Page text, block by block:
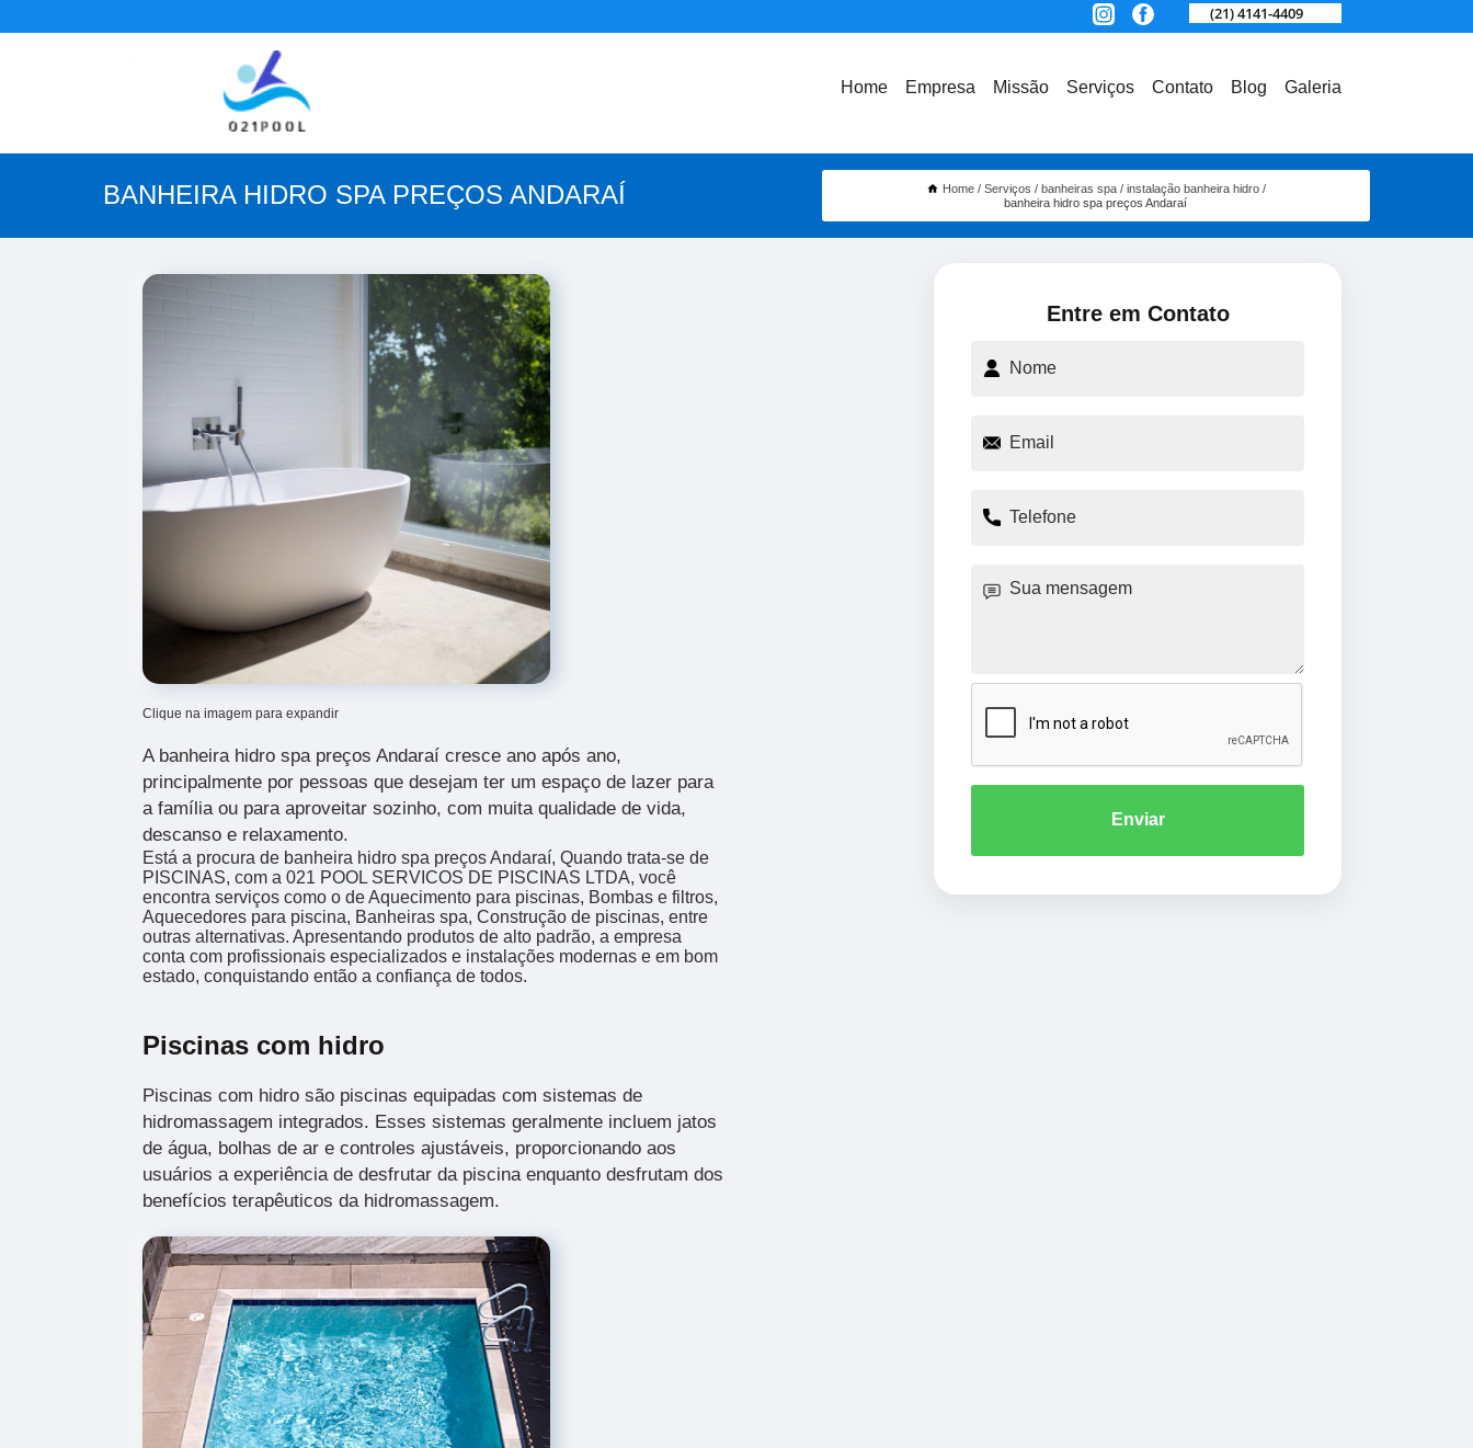
(21) 4141-4409
Home Empresa Missão Serviços Contato Blog Galeria
BANHEIRA HIDRO SPA PREÇOS ANDARAÍ Home Serviços banheiras spa
instalação banheira hidro
banheira hidro spa preços Andaraí
Clique na imagem para expandir
A banheira hidro spa preços Andaraí cresce ano após ano,
principalmente por pessoas que desejam ter um espaço de lazer para
a família ou para aproveitar sozinho, com muita qualidade de vida,
descanso e relaxamento.
Está a procura de banheira hidro spa preços Andaraí, Quando trata-se de
PISCINAS, com a 021 POOL SERVICOS DE PISCINAS LTDA, você
encontra serviços como o de Aquecimento para piscinas, Bombas e filtros,
Aquecedores para piscina, Banheiras spa, Construção de piscinas, entre
outras alternativas. Apresentando produtos de alto padrão, a empresa
conta com profissionais especializados e instalações modernas e em bom
estado, conquistando então a confiança de todos.
Piscinas com hidro
Piscinas com hidro são piscinas equipadas com sistemas de
hidromassagem integrados. Esses sistemas geralmente incluem jatos
de água, bolhas de ar e controles ajustáveis, proporcionando aos
usuários a experiência de desfrutar da piscina enquanto desfrutam dos
benefícios terapêuticos da hidromassagem.
Entre em Contato
Enviar